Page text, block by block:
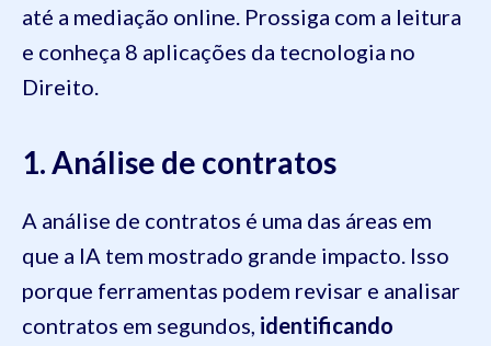
até a mediação online. Prossiga com a leitura
e conheça 8 aplicações da tecnologia no
Direito.
1. Análise de contratos
A análise de contratos é uma das áreas em
que a IA tem mostrado grande impacto. Isso
porque ferramentas podem revisar e analisar
contratos em segundos, identificando